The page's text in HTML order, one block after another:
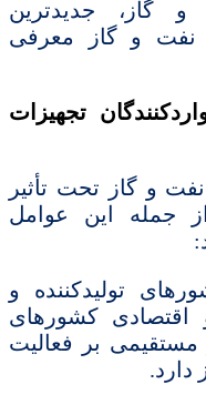
و گاز، جدیدترین
نفت و گاز معرفی
تجهیزات
و گاز تحت تأثیر
جمله این عوامل
تولیدکننده و
کشورهای
مستقیمی بر فعالیت
دارد.